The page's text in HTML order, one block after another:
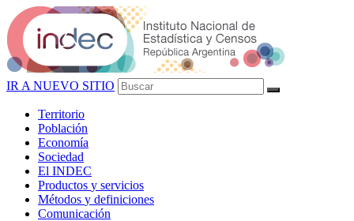
IR A NUEVO SITIO
Territorio
Población
Economía
Sociedad
El INDEC
Productos y servicios
Métodos y definiciones
Comunicación